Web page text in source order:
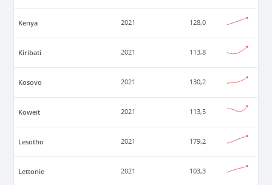
Kenya 2021 128,0
Kiribati 2021 113,8
Kosovo 2021 130,2
Koweït 2021 113,5
Lesotho 2021 179,2
Lettonie 2021 103,3